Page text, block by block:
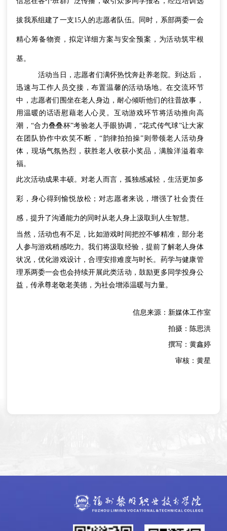
拔我系组建了一支15人的志愿者队伍。同时， 系部两委一会
精心筹备物资，拟定详细方案与安全预案，为活动筑牢根
基。
活动当日，志愿者们满怀热忱奔赴养老院。到达后，
迅速与工作人员交接，布置温馨的活动场地。在交流环节
中，志愿者们围坐在老人身边，耐心倾听他们的往昔故事，
用温暖的话语慰藉老人心灵。互动游戏环节将活动推向高
潮，“合力叠叠杯”考验老人手眼协调，“花式传气球”让大家
在团队协作中欢笑不断，“韵律拍拍操”则带领老人活动身
体，现场气氛热烈，获胜老人收获小奖品，满脸洋溢着幸
福。
此次活动成果丰硕。对老人而言，孤独感减轻，生活更加多
彩，身心得到愉悦放松；对志愿者来说，增强了社会责任
感，提升了沟通能力 的同时从老人身上汲取到人生智慧。
当然，活动也有不足，比如游戏时间把控不够精准，部分老
人参与游戏稍感吃力。我们将汲取经验，提前了解老人身体
状况，优化游戏设计，合理安排难度与时长。药学与健康管
理系两委一会也会持续开展此类活动，鼓励更多同学投身公
益，传承尊老敬老美德，为社会增添温暖与力量。
信息来源：新媒体工作室
拍摄：陈思洪
撰写：黄鑫婷
审核：黄星